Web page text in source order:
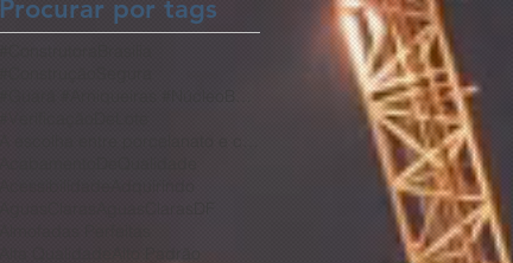
Procurar por tags